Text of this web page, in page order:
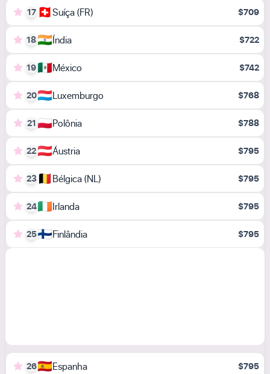
17 🇨🇭Suíça (FR) $709
18🇮🇳Índia $722
19🇲🇽México $742
20🇱🇺Luxemburgo $768
21🇵🇱Polônia $788
22🇦🇹Áustria $795
23🇧🇪Bélgica (NL) $795
24🇮🇪Irlanda $795
25🇫🇮Finlândia $795
26🇪🇸Espanha $795